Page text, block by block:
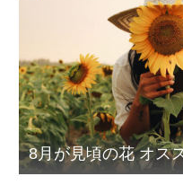
8月が見頃の花 オス